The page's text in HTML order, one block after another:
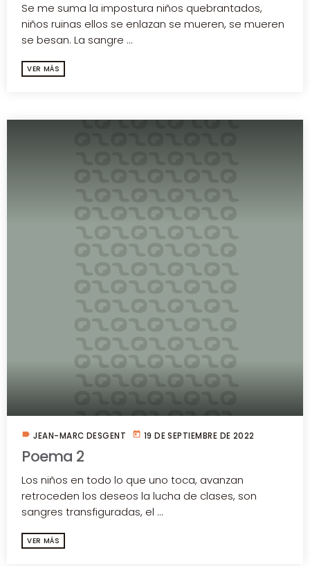
Se me suma la impostura niños quebrantados,
niños ruinas ellos se enlazan se mueren, se mueren
se besan. La sangre ...
VER MÁS
label JEAN-MARC DESGENT today 19 DE SEPTIEMBRE DE 2022
Poema 2
Los niños en todo lo que uno toca, avanzan
retroceden los deseos la lucha de clases, son
sangres transfiguradas, el ...
VER MÁS